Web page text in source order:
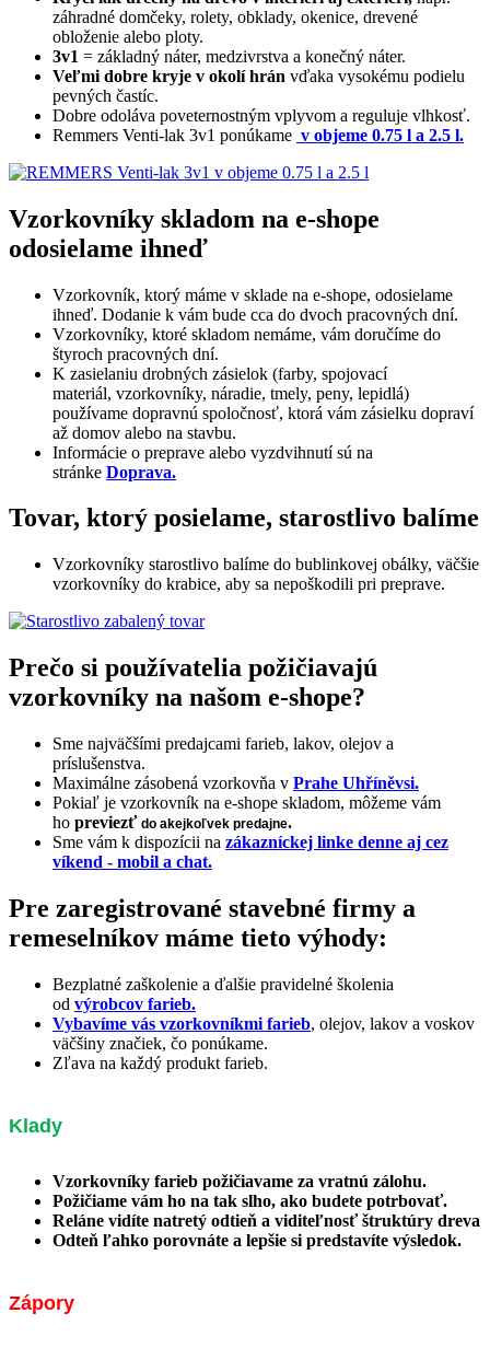
záhradné domčeky, rolety, obklady, okenice, drevené
obloženie alebo ploty.
3v1 = základný náter, medzivrstva a konečný náter.
Veľmi dobre kryje v okolí hrán vďaka vysokému podielu
pevných častíc.
Dobre odoláva poveternostným vplyvom a reguluje vlhkosť.
Remmers Venti-lak 3v1 ponúkame v objeme 0.75 l a 2.5 l.
Vzorkovníky skladom na e-shope
odosielame ihneď
Vzorkovník, ktorý máme v sklade na e-shope, odosielame
ihneď. Dodanie k vám bude cca do dvoch pracovných dní.
Vzorkovníky, ktoré skladom nemáme, vám doručíme do
štyroch pracovných dní.
K zasielaniu drobných zásielok (farby, spojovací
materiál, vzorkovníky, náradie, tmely, peny, lepidlá)
používame dopravnú spoločnosť, ktorá vám zásielku dopraví
až domov alebo na stavbu.
Informácie o preprave alebo vyzdvihnutí sú na
stránke Doprava.
Tovar, ktorý posielame, starostlivo balíme
Vzorkovníky starostlivo balíme do bublinkovej obálky, väčšie
vzorkovníky do krabice, aby sa nepoškodili pri preprave.
Prečo si používatelia požičiavajú
vzorkovníky na našom e-shope?
Sme najväčšími predajcami farieb, lakov, olejov a
príslušenstva.
Maximálne zásobená vzorkovňa v Prahe Uhříněvsi.
Pokiaľ je vzorkovník na e-shope skladom, môžeme vám
ho previezť do akejkoľvek predajne.
Sme vám k dispozícii na zákazníckej linke denne aj cez
víkend - mobil a chat.
Pre zaregistrované stavebné firmy a
remeselníkov máme tieto výhody:
Bezplatné zaškolenie a ďalšie pravidelné školenia
od výrobcov farieb.
Vybavíme vás vzorkovníkmi farieb, olejov, lakov a voskov
väčšiny značiek, čo ponúkame.
Zľava na každý produkt farieb.
Klady
Vzorkovníky farieb požičiavame za vratnú zálohu.
Požičiame vám ho na tak slho, ako budete potrbovať.
Reláne vidíte natretý odtieň a viditeľnosť štruktúry dreva
Odteň ľahko porovnáte a lepšie si predstavíte výsledok.
Zápory